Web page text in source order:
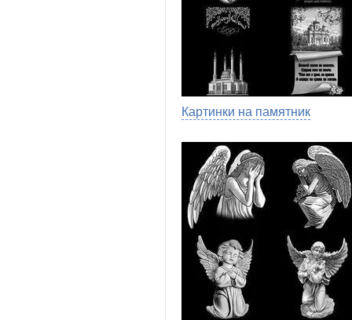
Картинки на памятник